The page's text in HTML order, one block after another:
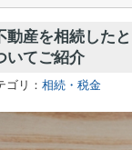
動産を相続した
いてご紹介
ゴリ： 相続・税金